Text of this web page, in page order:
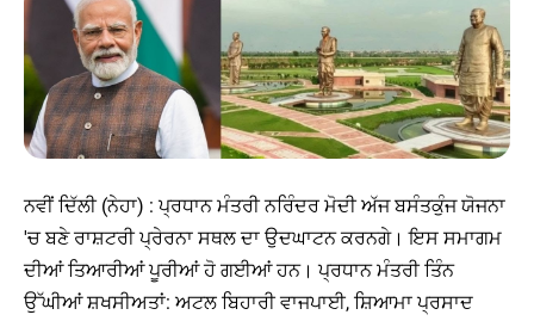
ਨਵੀਂ ਦਿੱਲੀ (ਨੇਹਾ) : ਪ੍ਰਧਾਨ ਮੰਤਰੀ ਨਰਿੰਦਰ ਮੋਦੀ ਅੱਜ ਬਸੰਤਕੁੰਜ ਯੋਜਨਾ
'ਚ ਬਣੇ ਰਾਸ਼ਟਰੀ ਪ੍ਰੇਰਨਾ ਸਥਲ ਦਾ ਉਦਘਾਟਨ ਕਰਨਗੇ। ਇਸ ਸਮਾਗਮ
ਦੀਆਂ ਤਿਆਰੀਆਂ ਪੂਰੀਆਂ ਹੋ ਗਈਆਂ ਹਨ। ਪ੍ਰਧਾਨ ਮੰਤਰੀ ਤਿੰਨ
ਉੱਘੀਆਂ ਸ਼ਖਸੀਅਤਾਂ: ਅਟਲ ਬਿਹਾਰੀ ਵਾਜਪਾਈ, ਸ਼ਿਆਮਾ ਪ੍ਰਸਾਦ